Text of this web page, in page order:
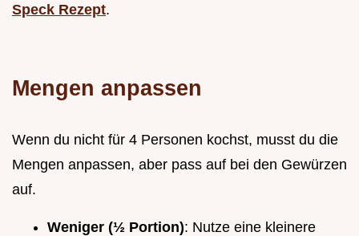
Speck Rezept.
Mengen anpassen
Wenn du nicht für 4 Personen kochst, musst du die
Mengen anpassen, aber pass auf bei den Gewürzen
auf.
Weniger (½ Portion): Nutze eine kleinere